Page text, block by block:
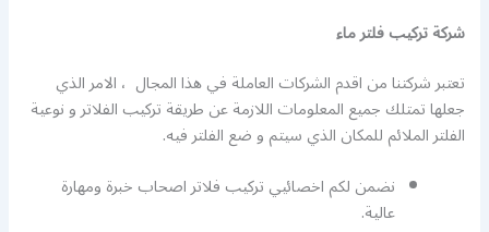
شركة تركيب فلتر ماء
تعتبر شركتنا من اقدم الشركات العاملة في هذا المجال ، الامر الذي
جعلها تمتلك جميع المعلومات اللازمة عن طريقة تركيب الفلاتر و نوعية
الفلتر الملائم للمكان الذي سيتم و ضع الفلتر فيه.
نضمن لكم اخصائيي تركيب فلاتر اصحاب خبرة ومهارة
عالية.